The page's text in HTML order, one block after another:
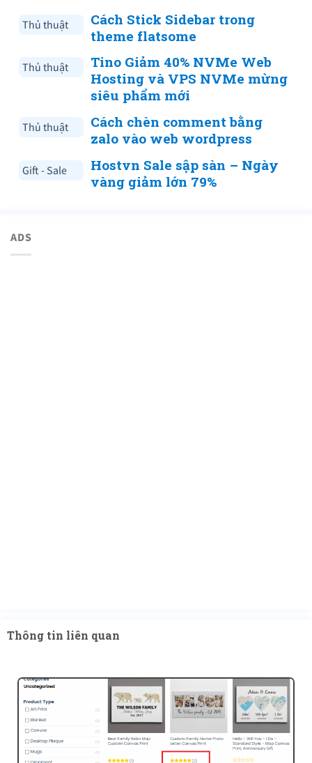
Thủ thuật
Cách Stick Sidebar trong
theme flatsome
Thủ thuật
Tino Giảm 40% NVMe Web
Hosting và VPS NVMe mừng
siêu phẩm mới
Thủ thuật
Cách chèn comment bằng
zalo vào web wordpress
Gift - Sale
Hostvn Sale sập sàn – Ngày
vàng giảm lớn 79%
ADS
Thông tin liên quan